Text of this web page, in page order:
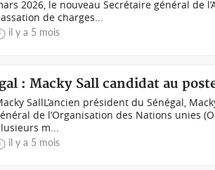
2026, le nouveau Secrétaire général de
de charges...
il y a 5 mois
: Macky Sall candidat au
SallL’ancien président du Sénégal,
de l’Organisation des Nations unies
m...
il y a 5 mois